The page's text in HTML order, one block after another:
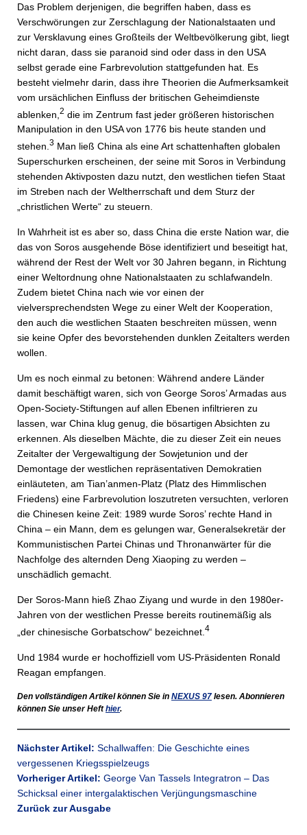
Das Problem derjenigen, die begriffen haben, dass es
Verschwörungen zur Zerschlagung der Nationalstaaten und
zur Versklavung eines Großteils der Weltbevölkerung gibt, liegt
nicht daran, dass sie paranoid sind oder dass in den USA
selbst gerade eine Farbrevolution stattgefunden hat. Es
besteht vielmehr darin, dass ihre Theorien die Aufmerksamkeit
vom ursächlichen Einfluss der britischen Geheimdienste
ablenken, 2 die im Zentrum fast jeder größeren historischen
Manipulation in den USA von 1776 bis heute standen und
stehen. 3 Man ließ China als eine Art schattenhaften globalen
Superschurken erscheinen, der seine mit Soros in Verbindung
stehenden Aktivposten dazu nutzt, den westlichen tiefen Staat
im Streben nach der Weltherrschaft und dem Sturz der
„christlichen Werte“ zu steuern.
In Wahrheit ist es aber so, dass China die erste Nation war, die
das von Soros ausgehende Böse identifiziert und beseitigt hat,
während der Rest der Welt vor 30 Jahren begann, in Richtung
einer Weltordnung ohne Nationalstaaten zu schlafwandeln.
Zudem bietet China nach wie vor einen der
vielversprechendsten Wege zu einer Welt der Kooperation,
den auch die westlichen Staaten beschreiten müssen, wenn
sie keine Opfer des bevorstehenden dunklen Zeitalters werden
wollen.
Um es noch einmal zu betonen: Während andere Länder
damit beschäftigt waren, sich von George Soros’ Armadas aus
Open-Society-Stiftungen auf allen Ebenen infiltrieren zu
lassen, war China klug genug, die bösartigen Absichten zu
erkennen. Als dieselben Mächte, die zu dieser Zeit ein neues
Zeitalter der Vergewaltigung der Sowjetunion und der
Demontage der westlichen repräsentativen Demokratien
einläuteten, am Tian’anmen-Platz (Platz des Himmlischen
Friedens) eine Farbrevolution loszutreten versuchten, verloren
die Chinesen keine Zeit: 1989 wurde Soros’ rechte Hand in
China – ein Mann, dem es gelungen war, Generalsekretär der
Kommunistischen Partei Chinas und Thronanwärter für die
Nachfolge des alternden Deng Xiaoping zu werden –
unschädlich gemacht.
Der Soros-Mann hieß Zhao Ziyang und wurde in den 1980er-
Jahren von der westlichen Presse bereits routinemäßig als
„der chinesische Gorbatschow“ bezeichnet. 4
Und 1984 wurde er hochoffiziell vom US-Präsidenten Ronald
Reagan empfangen.
Den vollständigen Artikel können Sie in NEXUS 97 lesen. Abonnieren
können Sie unser Hefthier.
Nächster Artikel: Schallwaffen: Die Geschichte eines
vergessenen Kriegsspielzeugs
Vorheriger Artikel: George Van Tassels Integratron – Das
Schicksal einer intergalaktischen Verjüngungsmaschine
Zurück zur Ausgabe